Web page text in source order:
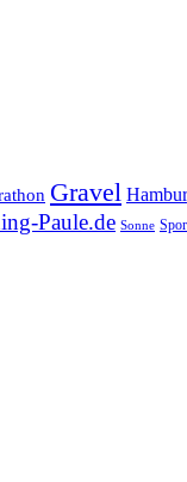
Gravel
Paule.de Sonne